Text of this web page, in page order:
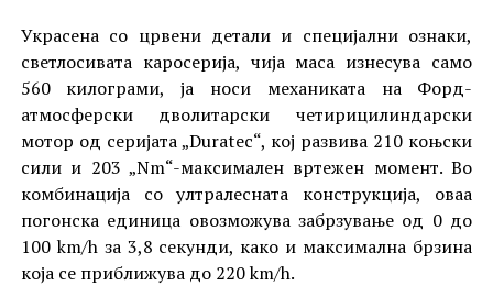
Украсена со црвени детали и специјални ознаки,
светлосивата каросерија, чија маса изнесува само
560 килограми, ја носи механиката на Форд-
атмосферски дволитарски четирицилиндарски
мотор од серијата „Duratec“, кој развива 210 коњски
сили и 203 „Nm“-максимален вртежен момент. Во
комбинација со ултралесната конструкција, оваа
погонска единица овозможува забрзување од 0 до
100 km/h за 3,8 секунди, како и максимална брзина
која се приближува до 220 km/h.